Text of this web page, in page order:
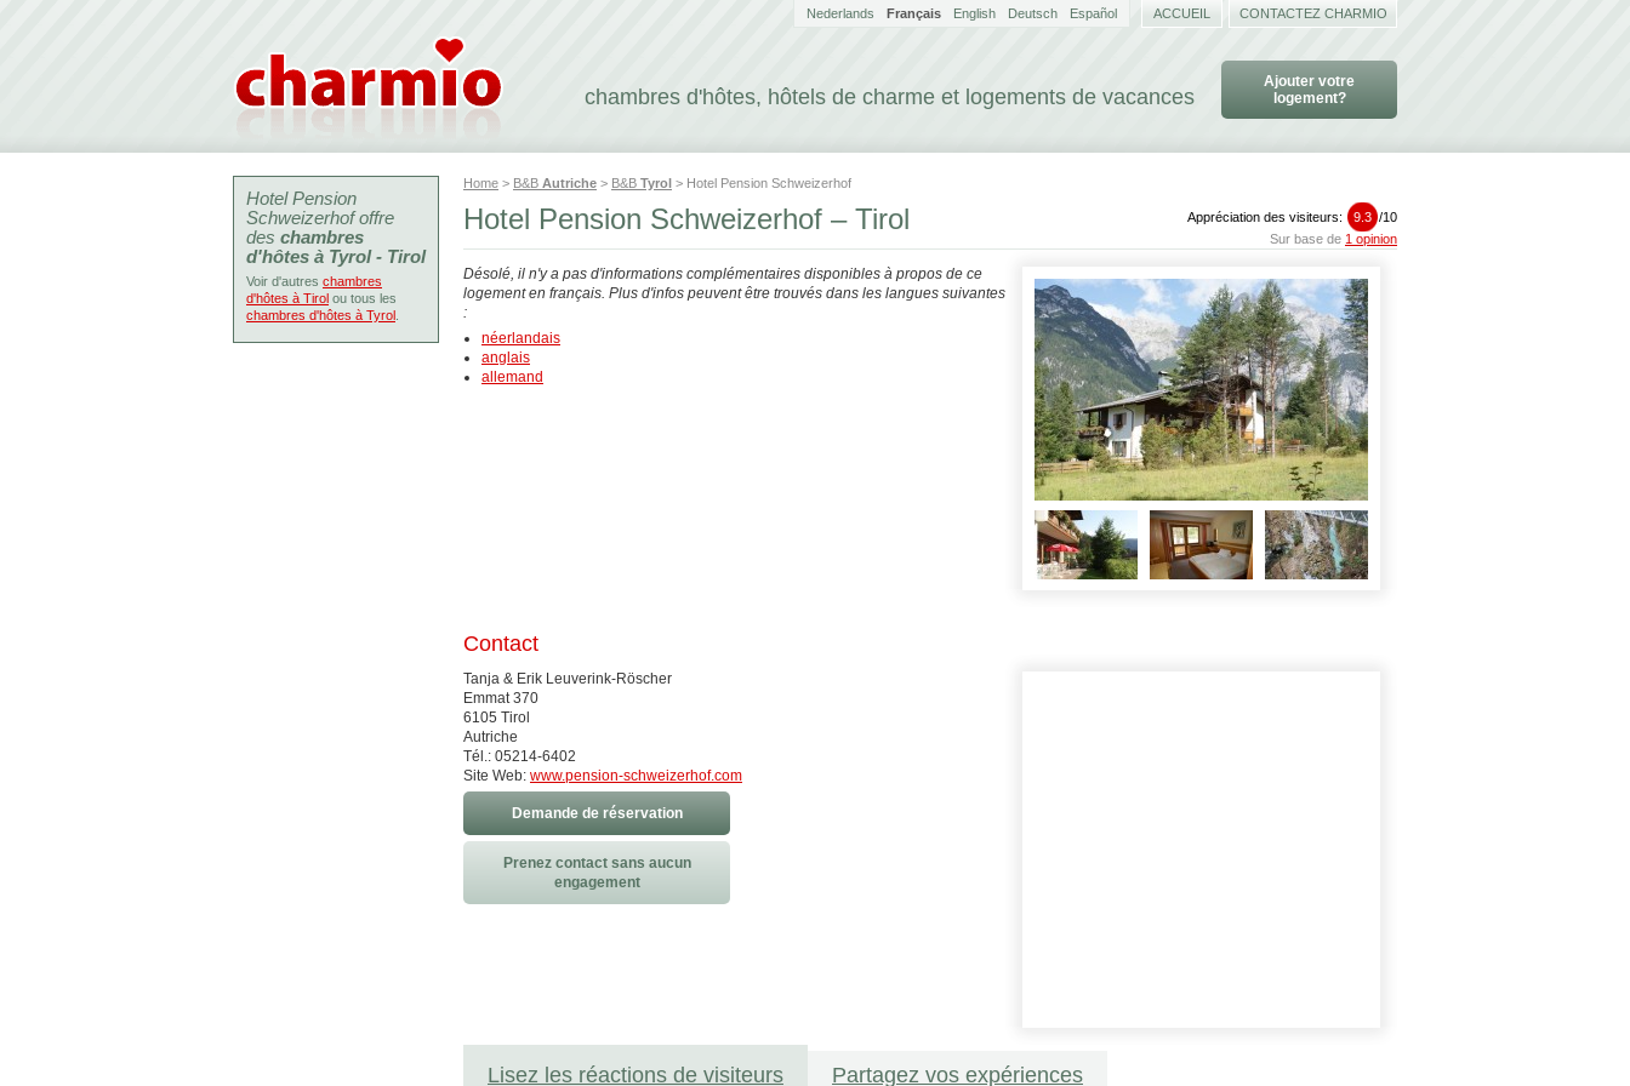
chambres d'hôtes, hôtels de charme et logements de vacances
Ajouter votre
logement?
Nederlands Français English Deutsch Español ACCUEIL CONTACTEZ CHARMIO
Home > B&B Autriche > B&B Tyrol > Hotel Pension Schweizerhof
Appréciation des visiteurs: 9.3 /10
Sur base de 1 opinion
Hotel Pension Schweizerhof – Tirol
Désolé, il n'y a pas d'informations complémentaires disponibles à propos de ce
logement en français. Plus d'infos peuvent être trouvés dans les langues suivantes
:
néerlandais
anglais
allemand
Contact
Tanja & Erik Leuverink-Röscher
Emmat 370
6105 Tirol
Autriche
Tél.: 05214-6402
Site Web: www.pension-schweizerhof.com
Demande de réservation
Prenez contact sans aucun
engagement
Lisez les réactions de visiteurs Partagez vos expériences
Hotel Pension
Schweizerhof offre
des chambres
d'hôtes à Tyrol - Tirol
Voir d'autres chambres
d'hôtes à Tirol ou tous les
chambres d'hôtes à Tyrol